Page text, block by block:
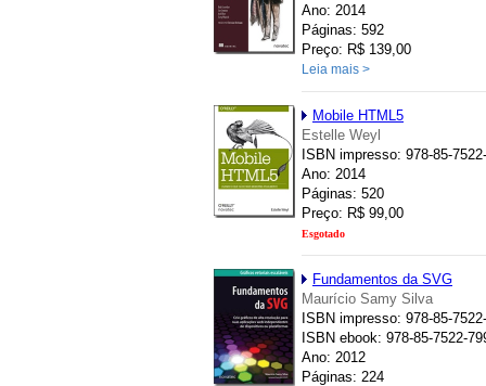
Ano: 2014
Páginas: 592
Preço: R$ 139,00
Leia mais >
Mobile HTML5
Estelle Weyl
ISBN impresso: 978-85-
Ano: 2014
Páginas: 520
Preço: R$ 99,00
Esgotado
Fundamentos da SVG
Maurício Samy Silva
ISBN impresso: 978-85-
ISBN ebook: 978-85-7522-
Ano: 2012
Páginas: 224